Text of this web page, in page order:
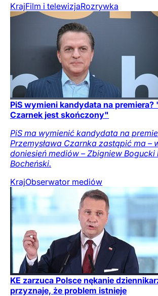
KrajFilm i telewizjaRozrywka
PiS wymieni kandydata na premiera?
Czarnek jest skończony"
PiS ma wymienić kandydata na
Przemysława Czarnka zastąpić ma –
doniesień mediów – Zbigniew Bogucki
Bocheński.
KrajObserwator mediów
KE zarzuca Polsce nękanie
przyznaje, że problem istnieje